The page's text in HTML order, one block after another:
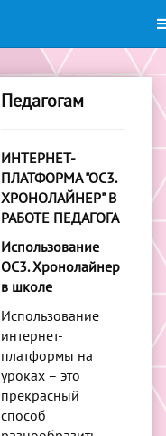
Педагогам
ИНТЕРНЕТ-
ПЛАТФОРМА "ОС3.
ХРОНОЛАЙНЕР" В
РАБОТЕ ПЕДАГОГА
Использование
ОС3. Хронолайнер
в школе
Использование
интернет-
платформы на
уроках – это
прекрасный
способ